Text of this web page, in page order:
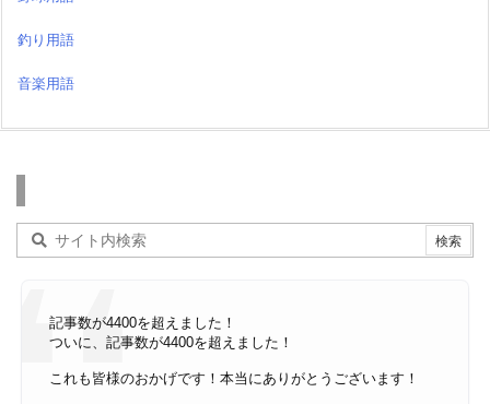
釣り用語
音楽用語
記事数が4400を超えました！
ついに、記事数が4400を超えました！
これも皆様のおかげです！本当にありがとうございます！